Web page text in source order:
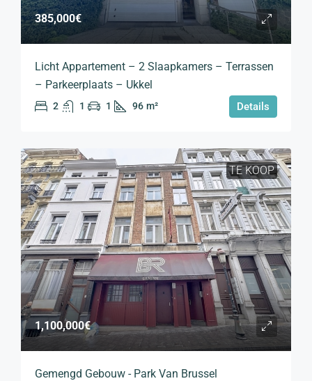
385,000€
Licht Appartement – 2 Slaapkamers – Terrassen
– Parkeerplaats – Ukkel
2 1 1 96 m² Details
TE KOOP
1,100,000€
Gemengd Gebouw - Park Van Brussel